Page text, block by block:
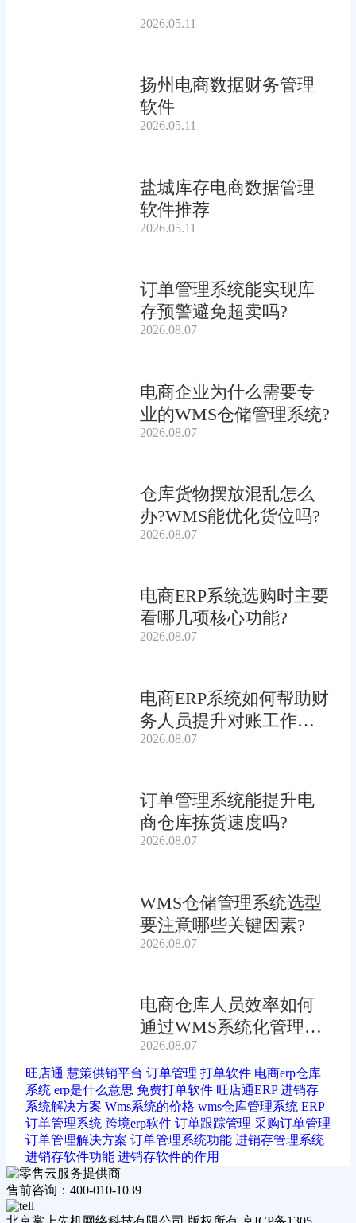
2026.05.11
扬州电商数据财务管理
软件
2026.05.11
盐城库存电商数据管理
软件推荐
2026.05.11
订单管理系统能实现库
存预警避免超卖吗?
2026.08.07
电商企业为什么需要专
业的WMS仓储管理系统?
2026.08.07
仓库货物摆放混乱怎么
办?WMS能优化货位吗?
2026.08.07
电商ERP系统选购时主要
看哪几项核心功能?
2026.08.07
电商ERP系统如何帮助财
务人员提升对账工作效
率?
2026.08.07
订单管理系统能提升电
商仓库拣货速度吗?
2026.08.07
WMS仓储管理系统选型
要注意哪些关键因素?
2026.08.07
电商仓库人员效率如何
通过WMS系统化管理提
升?
2026.08.07
旺店通 慧策供销平台 订单管理 打单软件 电商erp仓库
系统 erp是什么意思 免费打单软件 旺店通ERP 进销存
系统解决方案 Wms系统的价格 wms仓库管理系统 ERP
订单管理系统 跨境erp软件 订单跟踪管理 采购订单管理
订单管理解决方案 订单管理系统功能 进销存管理系统
进销存软件功能 进销存软件的作用
售前咨询：400-010-1039